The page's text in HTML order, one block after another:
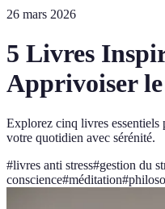
26 mars 2026
5 Livres
Apprivoiser le
Explorez cinq livres essentiels
votre quotidien avec sérénité.
#livres anti stress#gestion du
conscience#méditation#